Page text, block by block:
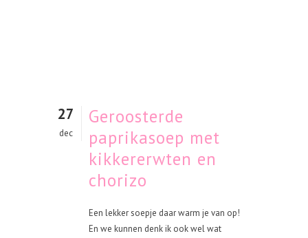
27
dec
Geroosterde
paprikasoep met
kikkererwten en
chorizo
Een lekker soepje daar warm je van op!
En we kunnen denk ik ook wel wat